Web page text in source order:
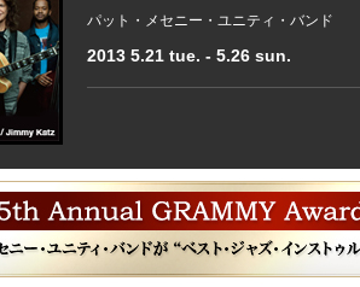
パット・メセニー・ユニティ・バンド
2013 5.21 tue. - 5.26 sun.